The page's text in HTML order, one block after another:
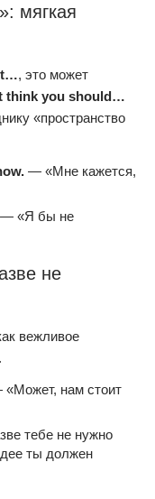
мягкая
, это может
think you should…
«пространство
— «Мне кажется,
— «Я бы не
не
вежливое
нам стоит
тебе не нужно
ты должен